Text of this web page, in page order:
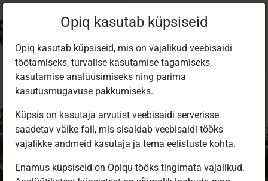
Opiq kasutab küpsiseid
Opiq kasutab küpsiseid, mis on vajalikud veebisaidi
töötamiseks, turvalise kasutamise tagamiseks,
kasutamise analüüsimiseks ning parima
kasutusmugavuse pakkumiseks.
Küpsis on kasutaja arvutist veebisaidi serverisse
saadetav väike fail, mis sisaldab veebisaidi tööks
vajalikke andmeid kasutaja ja tema eelistuste kohta.
Enamus küpsiseid on Opiqu tööks tingimata vajalikud.